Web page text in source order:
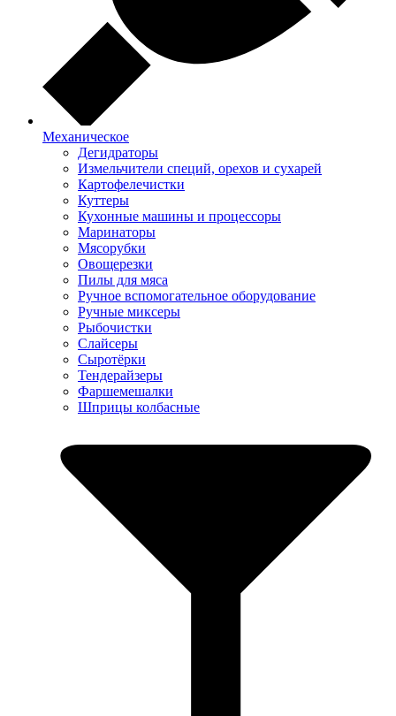
Механическое
Дегидраторы
Измельчители специй, орехов и сухарей
Картофелечистки
Куттеры
Кухонные машины и процессоры
Маринаторы
Мясорубки
Овощерезки
Пилы для мяса
Ручное вспомогательное оборудование
Ручные миксеры
Рыбочистки
Слайсеры
Сыротёрки
Тендерайзеры
Фаршемешалки
Шприцы колбасные